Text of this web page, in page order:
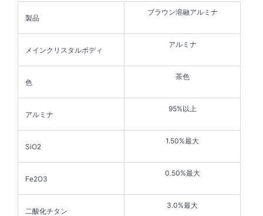
製品
ブラウン溶融アルミナ
メインクリスタルボディ
アルミナ
色
茶色
アルミナ
95%以上
SiO2
1.50%最大
Fe2O3
0.50%最大
二酸化チタン
3.0%最大